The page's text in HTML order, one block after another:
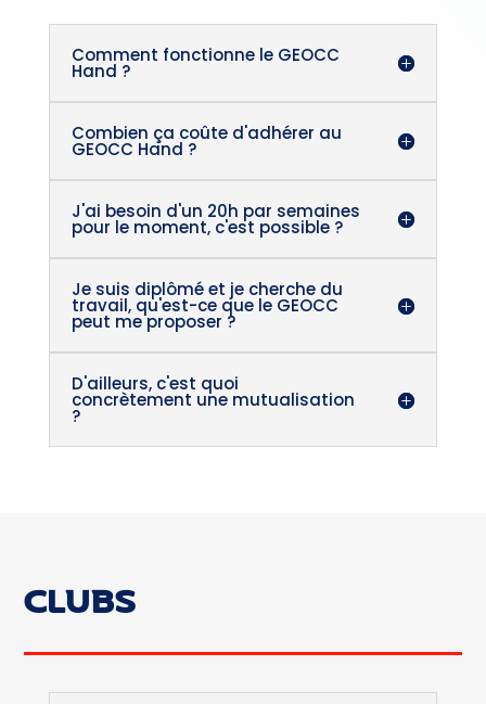
Comment fonctionne le GEOCC
Hand ?
Combien ça coûte d'adhérer au
GEOCC Hand ?
J'ai besoin d'un 20h par semaines
pour le moment, c'est possible ?
Je suis diplômé et je cherche du
travail, qu'est-ce que le GEOCC
peut me proposer ?
D'ailleurs, c'est quoi
concrètement une mutualisation
?
CLUBS